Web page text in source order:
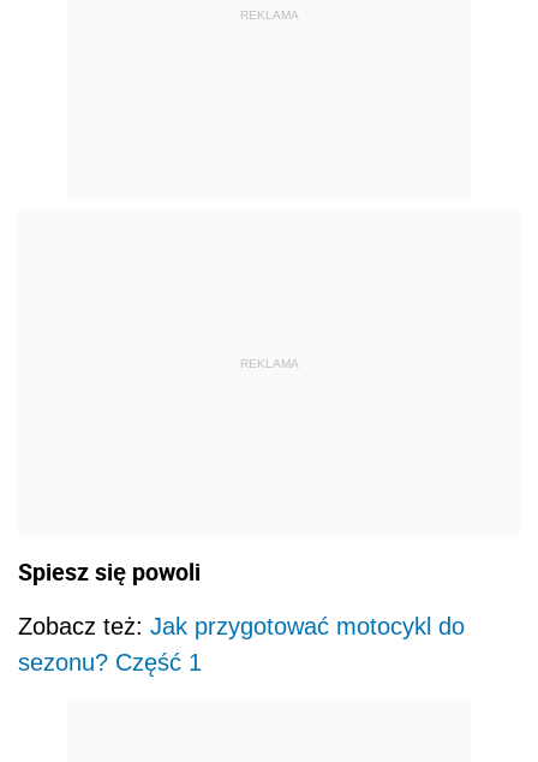
REKLAMA
REKLAMA
Spiesz się powoli
Zobacz też: Jak przygotować motocykl do
sezonu? Część 1